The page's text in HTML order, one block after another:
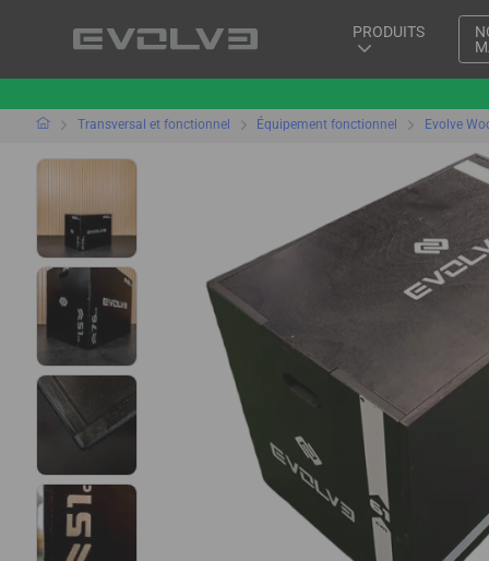
PRODUITS
Transversal et fonctionnel Équipement fonctionnel Evolve